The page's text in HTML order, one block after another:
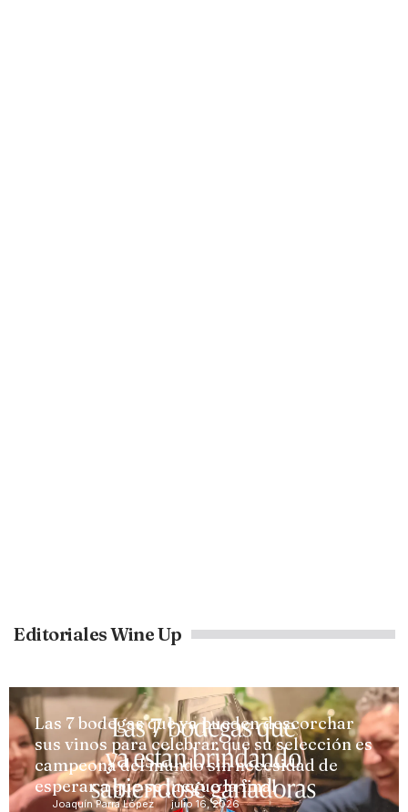
Editoriales Wine Up
Las 7 bodegas que ya pueden descorchar
sus vinos para celebrar que su selección es
campeona del mundo sin necesidad de
esperar a que se juegue la final
Joaquín Parra López julio 16, 2026